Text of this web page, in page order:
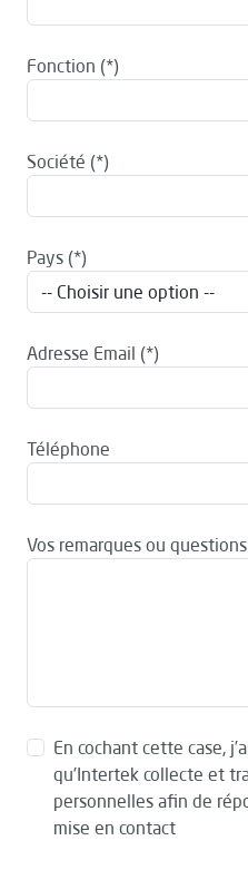
Fonction
Société
Pays
Adresse Email
Téléphone
Vos remarques ou
En cochant cette case,
qu’Intertek collecte et
personnelles afin de
mise en contact